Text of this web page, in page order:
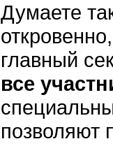
Думаете
главный
все
позволяют